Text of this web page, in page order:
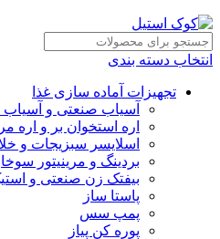
انتخاب دسته بندی
تجهیزات آماده سازی غذا
آسیاب صنعتی و
اره استخوان بر و اره
اسلایسر سبزیجات و
بردینگ و مرینیتور
بیفتک زن صنعتی و
پاستا ساز
پمپ سس
پوره کن پیاز